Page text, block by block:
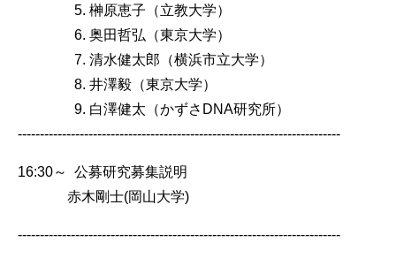
榊原恵子（立教大学）
奥田哲弘（東京大学）
清水健太郎（横浜市立大学）
井澤毅（東京大学）
白澤健太（かずさ DNA研究所）
-------------------------------------------------------------------------
16:30～ 公募研究募集説明
赤木剛士(岡山大学)
-------------------------------------------------------------------------